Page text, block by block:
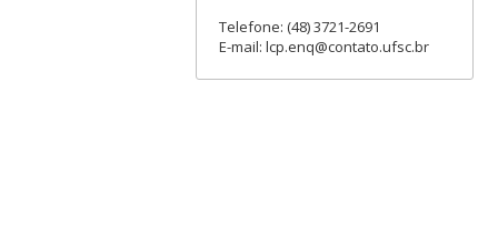
Telefone: (48) 3721-2691
E-mail: lcp.enq@contato.ufsc.br